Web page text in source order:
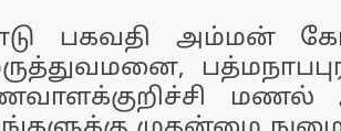
பகவதி அம்மன்